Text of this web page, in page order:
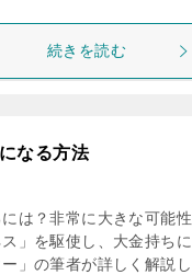
続きを読む
なる方法
は？非常に大きな可能性
」を駆使し、大金持ちに
」の筆者が詳しく解説し